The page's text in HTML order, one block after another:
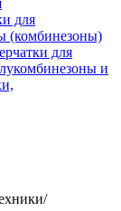
для
(комбинезоны)
для
и
/